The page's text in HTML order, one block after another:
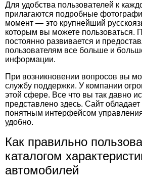
Для удобства пользователей к
прилагаются подробные
момент — это крупнейший
которым вы можете пользоваться.
постоянно развивается и
пользователям все больше и
информации.
При возникновении вопросов вы
службу поддержки. У компании
этой сфере. Все что вы так давно
представлено здесь. Сайт обладает
понятным интерфейсом
удобно.
Как правильно
каталогом
автомобилей